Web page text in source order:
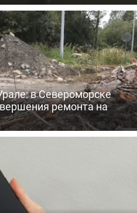
в Североморске
ремонта на